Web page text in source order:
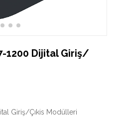
1200 Dijital Giriş/
Giriş/Çıkis Modülleri